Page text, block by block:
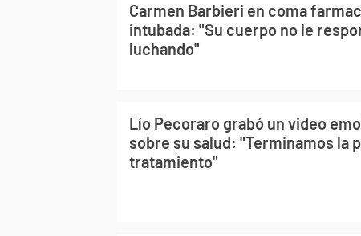
Carmen Barbieri en coma
intubada: "Su cuerpo no le
luchando"
Lío Pecoraro grabó un video
sobre su salud: "Terminamos la
tratamiento"